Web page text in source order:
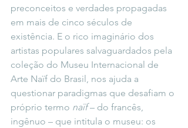
preconceitos e verdades propagadas
em mais de cinco séculos de
existência. E o rico imaginário dos
artistas populares salvaguardados pela
coleção do Museu Internacional de
Arte Naïf do Brasil, nos ajuda a
questionar paradigmas que desafiam o
próprio termo naïf – do francês,
ingênuo – que intitula o museu: os